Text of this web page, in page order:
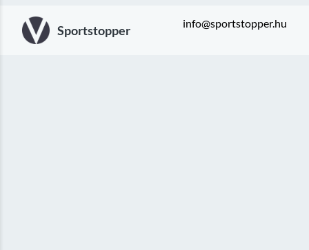
Sportstopper info@sportstopper.hu